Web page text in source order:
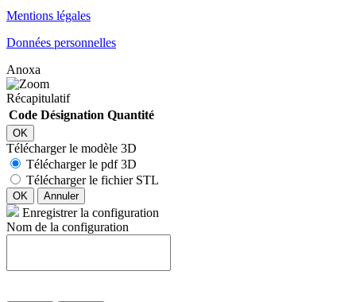
Mentions légales
Données personnelles
Anoxa
Récapitulatif
Code Désignation Quantité
OK
Télécharger le modèle 3D
Télécharger le pdf 3D
Télécharger le fichier STL
OK Annuler
Enregistrer la configuration
Nom de la configuration